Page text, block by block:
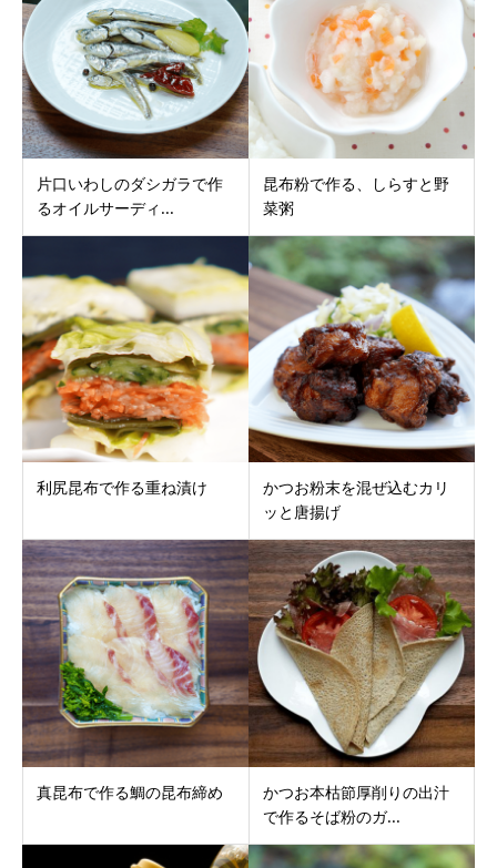
片口いわしのダシガラで作
るオイルサーディ...
昆布粉で作る、しらすと野
菜粥
利尻昆布で作る重ね漬け
かつお粉末を混ぜ込むカリ
ッと唐揚げ
真昆布で作る鯛の昆布締め
かつお本枯節厚削りの出汁
で作るそば粉のガ...